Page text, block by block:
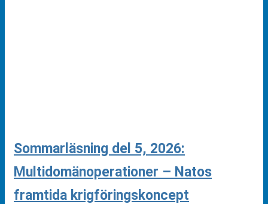
Sommarläsning del 5, 2026:
Multidomänoperationer – Natos
framtida krigföringskoncept